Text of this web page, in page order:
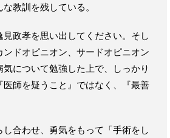
教訓を残している。
政孝を思い出してください。そし
ドオピニオン、サードオピニオン
について勉強した上で、しっかり
師を疑うこと』ではなく、『最善
合わせ、勇気をもって「手術をし